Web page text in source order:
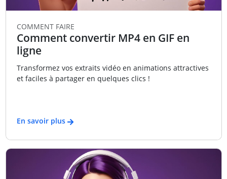
COMMENT FAIRE
Comment convertir MP4 en GIF en
ligne
Transformez vos extraits vidéo en animations attractives
et faciles à partager en quelques clics !
En savoir plus